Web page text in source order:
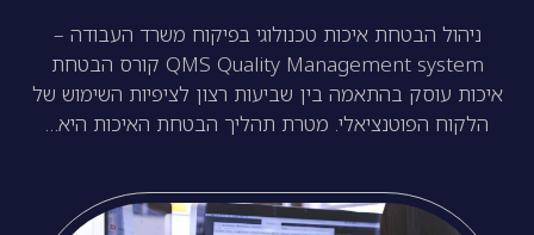
ניהול הבטחת איכות טכנולוגי בפיקוח משרד העבודה –
QMS Quality Management system קורס הבטחת
איכות עוסק בהתאמה בין שביעות רצון לציפיות השימוש של
הלקוח הפוטנציאלי. מטרת תהליך הבטחת האיכות היא…